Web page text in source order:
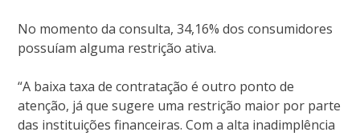
No momento da consulta, 34,16% dos consumidores
possuíam alguma restrição ativa.
“A baixa taxa de contratação é outro ponto de
atenção, já que sugere uma restrição maior por parte
das instituições financeiras. Com a alta inadimplência